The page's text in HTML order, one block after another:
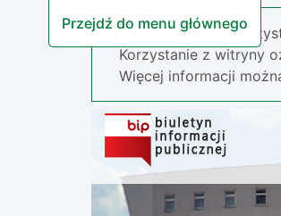
Przejdź do menu głównego
Nasza strona
Korzystanie z witryny
Więcej informacji